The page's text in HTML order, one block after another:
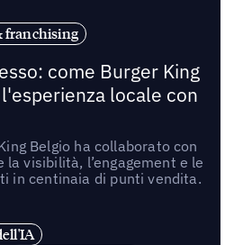
franchising
come Burger King
locale con
Belgio ha collaborato con
visibilità, l’engagement e le
in centinaia di punti vendita.